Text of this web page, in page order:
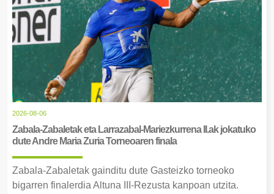
2026-08-06
Zabala-Zabaletak eta Larrazabal-Mariezkurrena II.ak jokatuko
dute Andre Maria Zuria Torneoaren finala
Zabala-Zabaletak gainditu dute Gasteizko torneoko
bigarren finalerdia Altuna III-Rezusta kanpoan utzita.